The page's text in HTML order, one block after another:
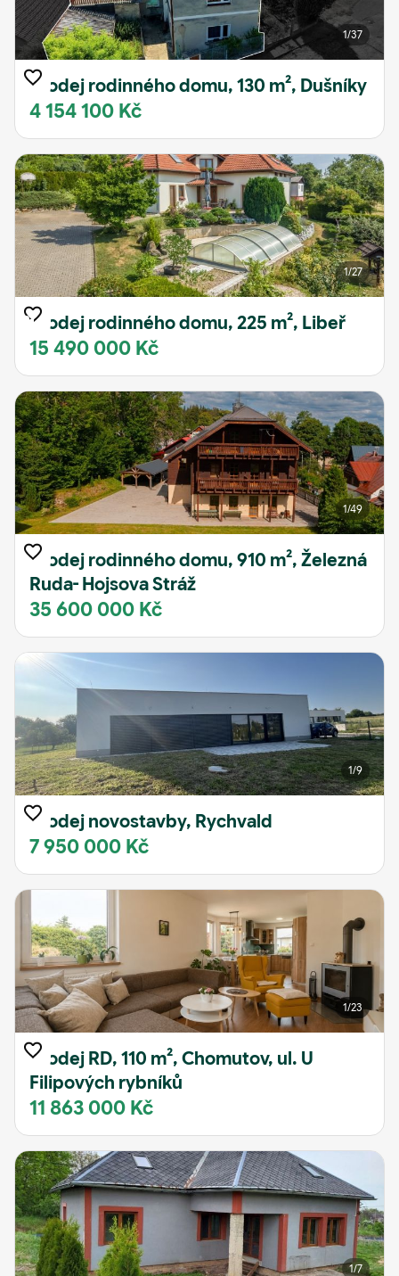
1/37
Prodej rodinného domu, 130 m², Dušníky
4 154 100 Kč
1/27
Prodej rodinného domu, 225 m², Libeř
15 490 000 Kč
1/49
Prodej rodinného domu, 910 m², Železná
Ruda- Hojsova Stráž
35 600 000 Kč
1/9
Prodej novostavby, Rychvald
7 950 000 Kč
1/23
Prodej RD, 110 m², Chomutov, ul. U
Filipových rybníků
11 863 000 Kč
1/7